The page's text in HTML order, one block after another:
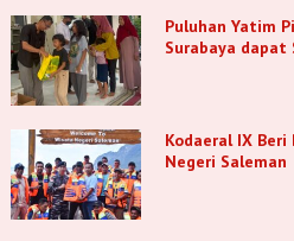
Puluhan Yatim
Surabaya dapat
Kodaeral IX
Negeri Saleman